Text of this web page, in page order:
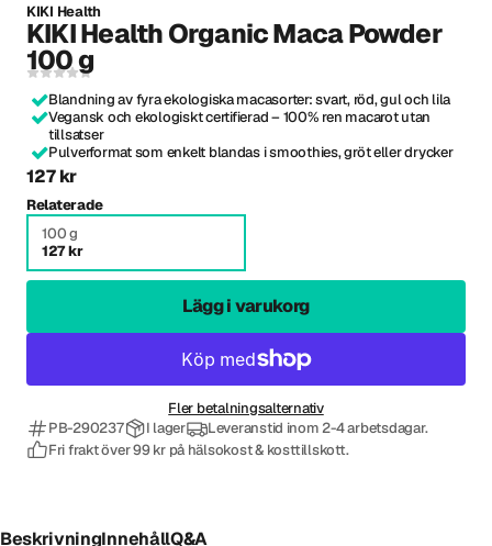
KIKI Health
KIKI Health Organic Maca Powder
100 g
Blandning av fyra ekologiska macasorter: svart, röd, gul och lila
Vegansk och ekologiskt certifierad – 100% ren macarot utan
tillsatser
Pulverformat som enkelt blandas i smoothies, gröt eller drycker
127 kr
Relaterade
100 g
127 kr
Lägg i varukorg
Fler betalningsalternativ
PB-290237
I lager
Leveranstid inom 2-4 arbetsdagar.
Fri frakt över 99 kr på hälsokost & kosttillskott.
BeskrivningInnehållQ&A